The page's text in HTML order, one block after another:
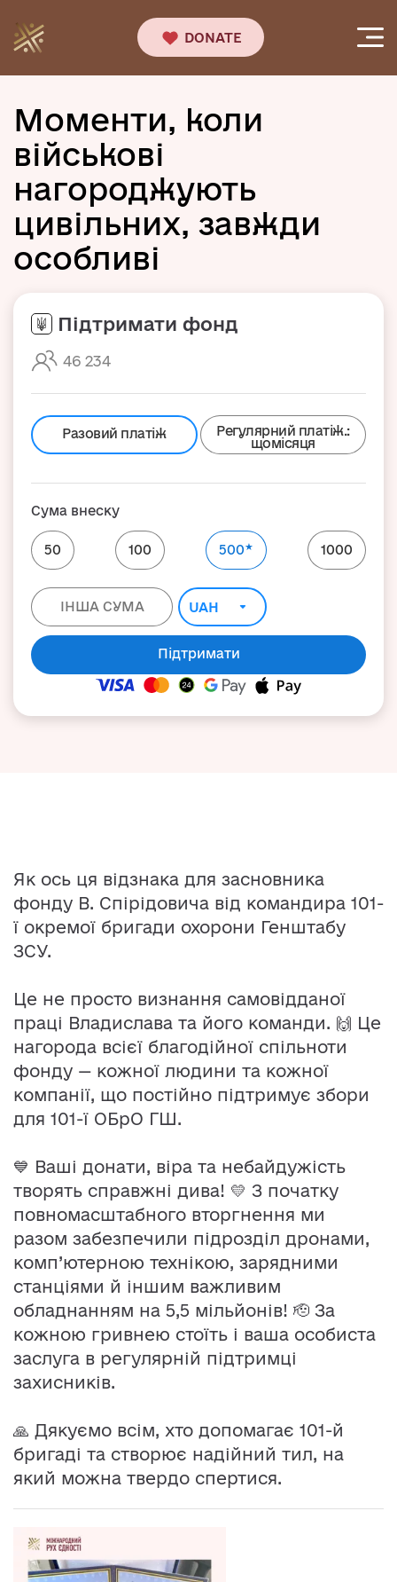
DONATE
Моменти, коли
військові
нагороджують
цивільних, завжди
особливі
Підтримати фонд
46 234
Разовий платіж
Регулярний платіж.:
щомісяця
Сума внеску
50 100 500★ 1000
Підтримати
Як ось ця відзнака для засновника
фонду В. Спірідовича від командира 101-
ї окремої бригади охорони Генштабу
ЗСУ.
Це не просто визнання самовідданої
праці Владислава та його команди. 🙌 Це
нагорода всієї благодійної спільноти
фонду — кожної людини та кожної
компанії, що постійно підтримує збори
для 101-ї ОБрО ГШ.
💙 Ваші донати, віра та небайдужість
творять справжні дива! 💛 З початку
повномасштабного вторгнення ми
разом забезпечили підрозділ дронами,
комп’ютерною технікою, зарядними
станціями й іншим важливим
обладнанням на 5,5 мільйонів! 🫡 За
кожною гривнею стоїть і ваша особиста
заслуга в регулярній підтримці
захисників.
🙏 Дякуємо всім, хто допомагає 101-й
бригаді та створює надійний тил, на
який можна твердо спертися.